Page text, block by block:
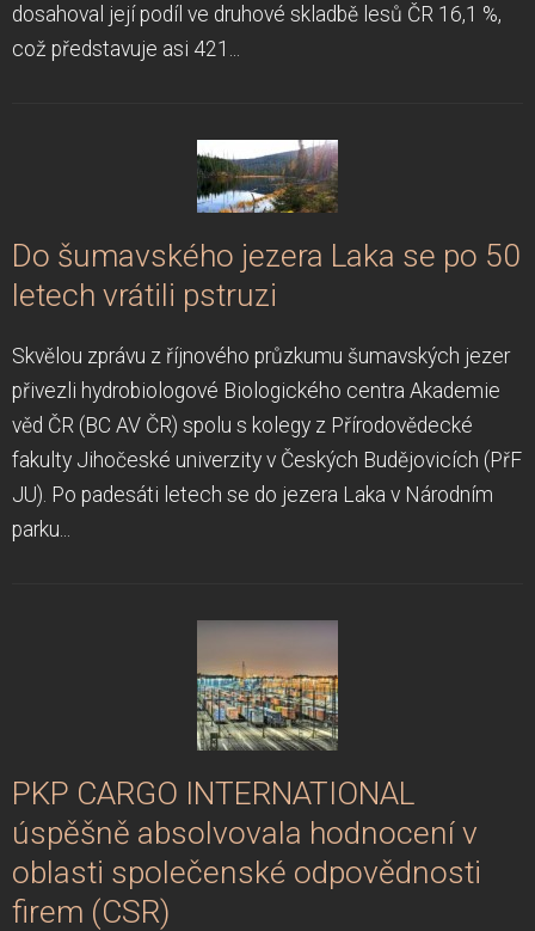
dosahoval její podíl ve druhové skladbě lesů ČR 16,1 %,
což představuje asi 421...
Do šumavského jezera Laka se po 50
letech vrátili pstruzi
Skvělou zprávu z říjnového průzkumu šumavských jezer
přivezli hydrobiologové Biologického centra Akademie
věd ČR (BC AV ČR) spolu s kolegy z Přírodovědecké
fakulty Jihočeské univerzity v Českých Budějovicích (PřF
JU). Po padesáti letech se do jezera Laka v Národním
parku...
PKP CARGO INTERNATIONAL
úspěšně absolvovala hodnocení v
oblasti společenské odpovědnosti
firem (CSR)